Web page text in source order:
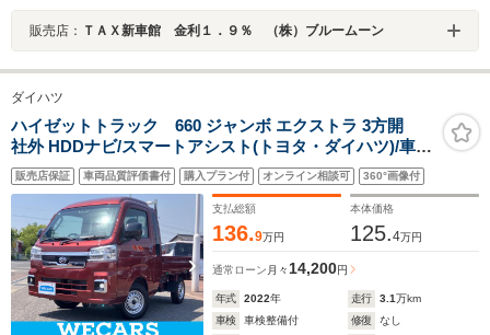
販売店： ＴＡＸ新車館 金利１．９％ （株）ブルームーン
ダイハツ
ハイゼットトラック 660 ジャンボ エクストラ 3方開
社外 HDDナビ/スマートアシスト(トヨタ・ダイハツ)/車線
逸脱防止支援システム/ヘッドランプ LED/Bluetooth接
続/EBD付ABS/横滑り防止装置/フルセグTV/DVD
販売店保証 車両品質評価書付 購入プラン付 オンライン相談可 360°画像付
支払総額
136.9万円
本体価格
125.4万円
通常ローン 月々14,200円
年式 2022年 走行 3.1万km
車検
車検整備付 修復
なし